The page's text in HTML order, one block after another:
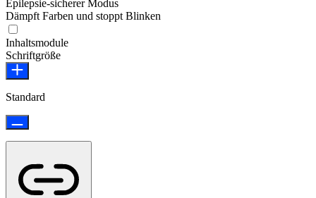
Epilepsie-sicherer Modus
Dämpft Farben und stoppt Blinken
Inhaltsmodule
Schriftgröße
Standard